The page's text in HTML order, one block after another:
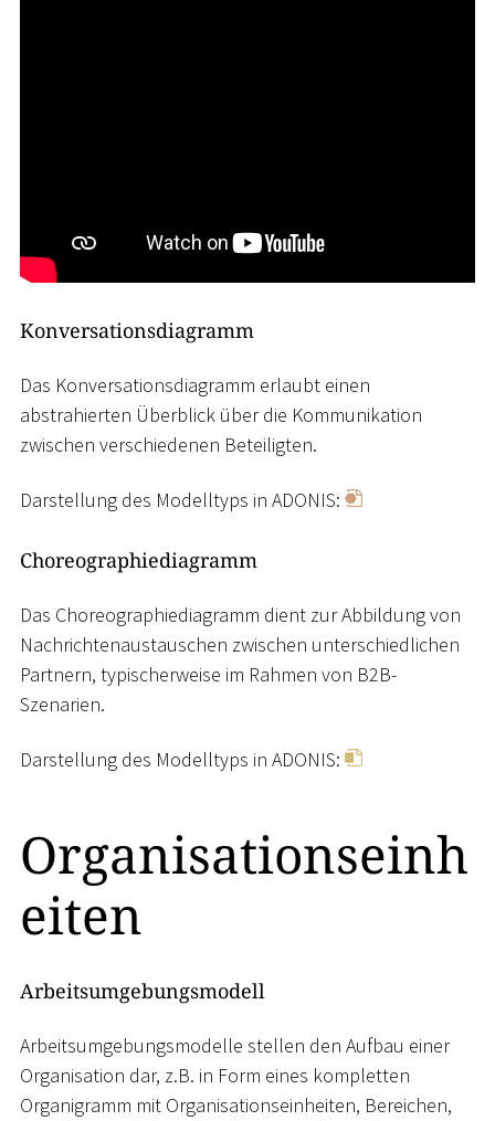
Konversationsdiagramm
Das Konversationsdiagramm erlaubt einen
abstrahierten Überblick über die Kommunikation
zwischen verschiedenen Beteiligten.
Darstellung des Modelltyps in ADONIS:
Choreographiediagramm
Das Choreographiediagramm dient zur Abbildung von
Nachrichtenaustauschen zwischen unterschiedlichen
Partnern, typischerweise im Rahmen von B2B-
Szenarien.
Darstellung des Modelltyps in ADONIS:
Organisationseinh
eiten
Arbeitsumgebungsmodell
Arbeitsumgebungsmodelle stellen den Aufbau einer
Organisation dar, z.B. in Form eines kompletten
Organigramm mit Organisationseinheiten, Bereichen,